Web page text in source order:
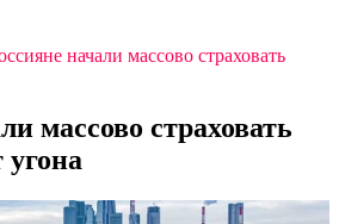
начали массово страховать
массово страховать
угона